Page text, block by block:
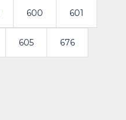
600 601
605 676